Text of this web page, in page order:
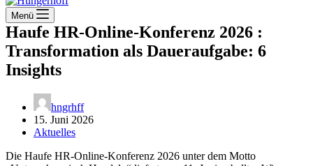
Menü
Haufe HR-Online-Konferenz 2026 :
Transformation als Daueraufgabe: 6
Insights
hngrhff
15. Juni 2026
Aktuelles
Die Haufe HR-Online-Konferenz 2026 unter dem Motto